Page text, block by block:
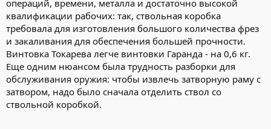
операций, времени, металла и достаточно высокой
квалификации рабочих: так, ствольная коробка
требовала для изготовления большого количества фрез
и закаливания для обеспечения большей прочности.
Винтовка Токарева легче винтовки Гаранда - на 0,6 кг.
Еще одним нюансом была трудность разборки для
обслуживания оружия: чтобы извлечь затворную раму с
затвором, надо было сначала отделить ствол со
ствольной коробкой.